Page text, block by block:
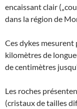
encaissant clair
dans la région de
Ces dykes
kilomètres de
de centimètres
Les roches
(cristaux de tailles